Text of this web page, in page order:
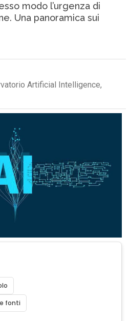
modo l’urgenza di
Una panoramica sui
Artificial Intelligence,
fonti